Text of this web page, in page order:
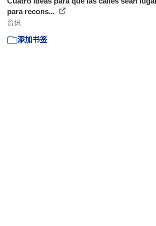
para recons...
资讯
添加书签